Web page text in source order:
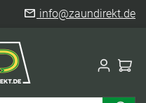
info@zaundirekt.de